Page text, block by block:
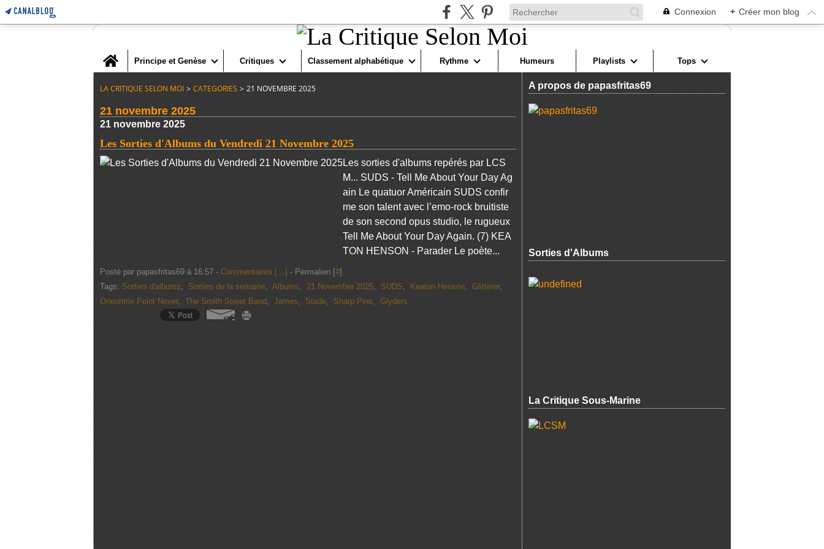
Connexion + Créer mon blog
Home
Principe et Genèse Critiques Classement alphabétique Rythme Humeurs Playlists Tops
LA CRITIQUE SELON MOI > CATEGORIES > 21 NOVEMBRE 2025
21 novembre 2025
21 novembre 2025
Les Sorties d'Albums du Vendredi 21 Novembre 2025
Les sorties d'albums repérés par LCS
M... SUDS - Tell Me About Your Day Ag
ain Le quatuor Américain SUDS confir
me son talent avec l’emo-rock bruitiste
de son second opus studio, le rugueux
Tell Me About Your Day Again. (7) KEA
TON HENSON - Parader Le poète...
Posté par papasfritas69 à 16:57 - Commentaires […] - Permalien [#]
Tags: Sorties d'albums, Sorties de la semaine, Albums, 21 Novembre 2025, SUDS, Keaton Henson, Glitterer,
Oneohtrix Point Never, The Smith Street Band , James, Stade, Sharp Pins, Glyders
A propos de papasfritas69
Sorties d'Albums
La Critique Sous-Marine